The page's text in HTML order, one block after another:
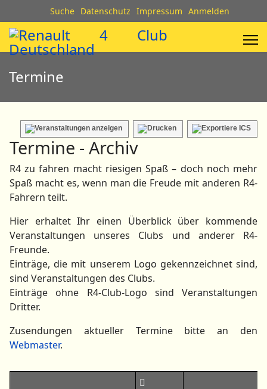
Suche Datenschutz Impressum Anmelden
Termine
Termine - Archiv
R4 zu fahren macht riesigen Spaß – doch noch mehr
Spaß macht es, wenn man die Freude mit anderen R4-
Fahrern teilt.
Hier erhaltet Ihr einen Überblick über kommende
Veranstaltungen unseres Clubs und anderer R4-
Freunde.
Einträge, die mit unserem Logo gekennzeichnet sind,
sind Veranstaltungen des Clubs.
Einträge ohne R4-Club-Logo sind Veranstaltungen
Dritter.
Zusendungen aktueller Termine bitte an den
Webmaster.